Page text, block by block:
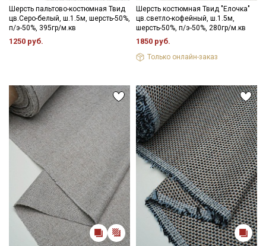
Шерсть пальтово-костюмная Твид
цв.Серо-белый, ш.1.5м, шерсть-50%,
п/э-50%, 395гр/м.кв
1250 руб.
Шерсть костюмная Твид "Елочка"
цв.светло-кофейный, ш.1.5м,
шерсть-50%, п/э-50%, 280гр/м.кв
1850 руб.
Только онлайн-заказ